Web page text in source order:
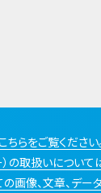
らをご覧ください
の取扱いについて
画像、文章、デー